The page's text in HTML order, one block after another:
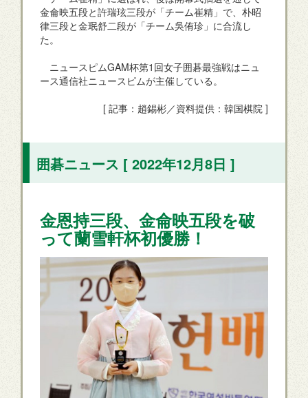
金侖映五段と許瑞玹三段が「チーム崔精」で、朴昭
律三段と金珉舒二段が「チーム吳侑珍」に合流し
た。
ニュースピムGAM杯第1回女子囲碁最強戦はニュ
ース通信社ニュースピムが主催している。
[ 記事：趙錫彬／資料提供：韓国棋院 ]
囲碁ニュース [ 2022年12月8日 ]
金恩持三段、金侖映五段を破
って蘭雪軒杯初優勝！